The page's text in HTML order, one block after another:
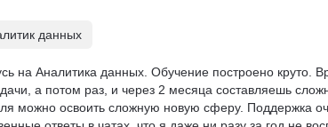
данных
на Аналитика данных. Обучение построено круто.
а потом раз, и через 2 месяца составляешь
можно освоить сложную новую сферу. Поддержка